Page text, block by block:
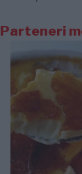
Parteneri